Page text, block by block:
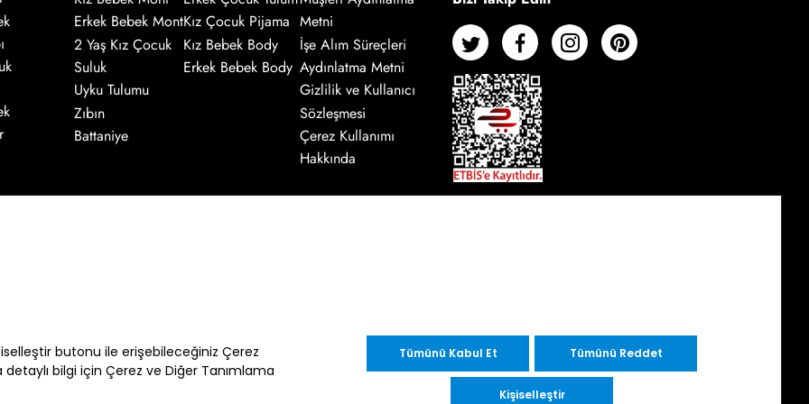
Erkek Bebek Mont
2 Yaş Kız Çocuk
Suluk
Uyku Tulumu
Zıbın
Battaniye
Kız Çocuk Pijama
Kız Bebek Body
Erkek Bebek Body
Metni
İşe Alım Süreçleri
Aydınlatma Metni
Gizlilik ve Kullanıcı
Sözleşmesi
Çerez Kullanımı
Hakkında
adresine göndereceğiniz bir
Müşteri Kişisel Verilerin
butonu ile erişebileceğiniz Çerez
bilgi için Çerez ve Diğer Tanımlama
Tümünü Kabul Et Tümünü Reddet
Kişiselleştir